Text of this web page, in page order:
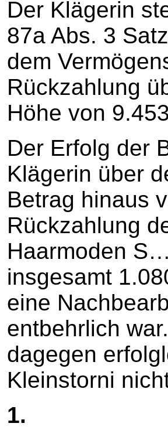
Der Klägerin
87a Abs. 3
dem
Rückzahlung
Höhe von
Der Erfolg der
Klägerin über
Betrag hinaus
Rückzahlung
Haarmoden
insgesamt
eine
entbehrlich
dagegen
Kleinstorni
1.